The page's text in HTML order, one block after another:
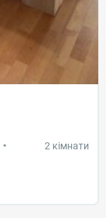
• 2 кімнати